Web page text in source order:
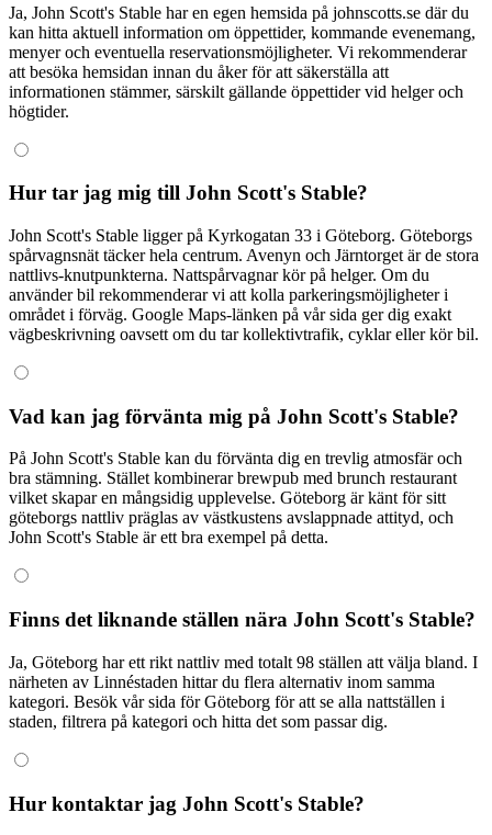
Ja, John Scott's Stable har en egen hemsida på johnscotts.se där du
kan hitta aktuell information om öppettider, kommande evenemang,
menyer och eventuella reservationsmöjligheter. Vi rekommenderar
att besöka hemsidan innan du åker för att säkerställa att
informationen stämmer, särskilt gällande öppettider vid helger och
högtider.
Hur tar jag mig till John Scott's Stable?
John Scott's Stable ligger på Kyrkogatan 33 i Göteborg. Göteborgs
spårvagnsnät täcker hela centrum. Avenyn och Järntorget är de stora
nattlivs-knutpunkterna. Nattspårvagnar kör på helger. Om du
använder bil rekommenderar vi att kolla parkeringsmöjligheter i
området i förväg. Google Maps-länken på vår sida ger dig exakt
vägbeskrivning oavsett om du tar kollektivtrafik, cyklar eller kör bil.
Vad kan jag förvänta mig på John Scott's Stable?
På John Scott's Stable kan du förvänta dig en trevlig atmosfär och
bra stämning. Stället kombinerar brewpub med brunch restaurant
vilket skapar en mångsidig upplevelse. Göteborg är känt för sitt
göteborgs nattliv präglas av västkustens avslappnade attityd, och
John Scott's Stable är ett bra exempel på detta.
Finns det liknande ställen nära John Scott's Stable?
Ja, Göteborg har ett rikt nattliv med totalt 98 ställen att välja bland. I
närheten av Linnéstaden hittar du flera alternativ inom samma
kategori. Besök vår sida för Göteborg för att se alla nattställen i
staden, filtrera på kategori och hitta det som passar dig.
Hur kontaktar jag John Scott's Stable?